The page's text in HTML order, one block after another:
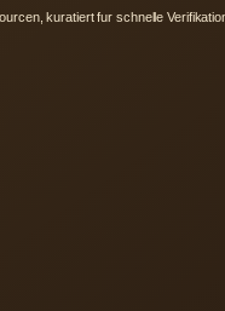
kuratiert fur schnelle